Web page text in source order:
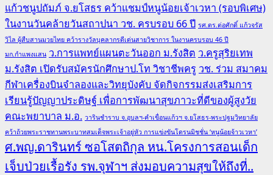
แก้วชนูปถัมภ์ จ.ยโสธร คว้าแชมป์หนูน้อยเจ้าเวหา (รอบพิเศษ)
ในงานวันคล้ายวันสถาปนา วช. ครบรอบ 66 ปี รศ.ดร.ต่อศักดิ์ แก้วจรัส
วิไล ผู้สืบสานมวยไทย คว้ารางวัลบุคลากรดีเด่นสายวิชาการ ในงานครบรอบ 46 ปี
มก.กำแพงแสน ว.การแพทย์แผนตะวันออก ม.รังสิต ว.ครูสุริยเทพ
ม.รังสิต เปิดรับสมัครนักศึกษาป.โท วิชาชีพครู วช. ร่วม สมาคม
กีฬาเครื่องบินจำลองและวิทยุบังคับ จัดกิจกรรมส่งเสริมการ
เรียนรู้ปัญญาประดิษฐ์ เพื่อการพัฒนาสุขภาวะที่ดีของผู้สูงวัย
คณะพยาบาล ม.อ. วารินชำราบ จ.อุบลฯ-คำเขื่อนแก้วฯ จ.ยโสธร-พระปฐมวิทยาลัย
คว้าถ้วยพระราชทานพระบาทสมเด็จพระเจ้าอยู่หัว การแข่งขันโดรนมิชชั่น ‘หนูน้อยจ้าวเวหา’
ศ.พญ.ดารินทร์ ซอโสตถิกุล หน.โครงการสอนเด็ก
เจ็บป่วยเรื้อรัง รพ.จุฬาฯ ส่งมอบความสุขให้ถึงที่..